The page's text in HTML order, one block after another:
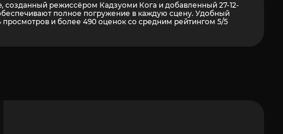
созданный режиссёром Кадзуоми Кога и добавленный 27-12-
полное погружение в каждую сцену. Удобный
просмотров и более 490 оценок со средним рейтингом 5/5